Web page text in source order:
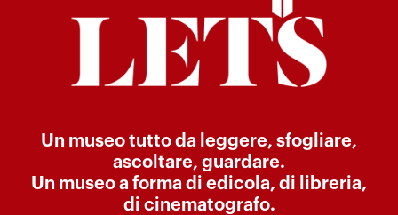
Un museo tutto da leggere, sfogliare,
ascoltare, guardare.
Un museo a forma di edicola, di libreria,
di cinematografo.